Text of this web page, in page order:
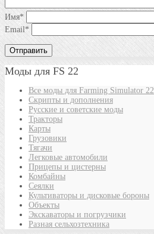
Имя*
Email*
Моды для FS 22
Все моды для Farming Simulator 22
Скрипты и дополнения
Русские и советские моды
Тракторы
Карты
Грузовики
Тягачи
Легковые автомобили
Прицепы и цистерны
Комбайны
Сеялки
Культиваторы и дисковые бороны
Объекты
Экскаваторы и погрузчики
Разная сельхозтехника